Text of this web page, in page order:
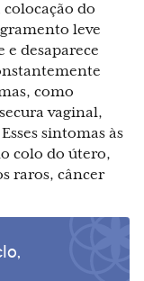
colocação do
leve
e desaparece
como
vaginal,
sintomas às
colo do útero,
raros, câncer